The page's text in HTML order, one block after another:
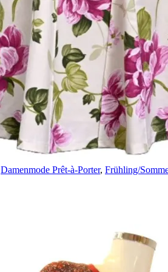
Damenmode Prêt-à-Porter, Frühling/